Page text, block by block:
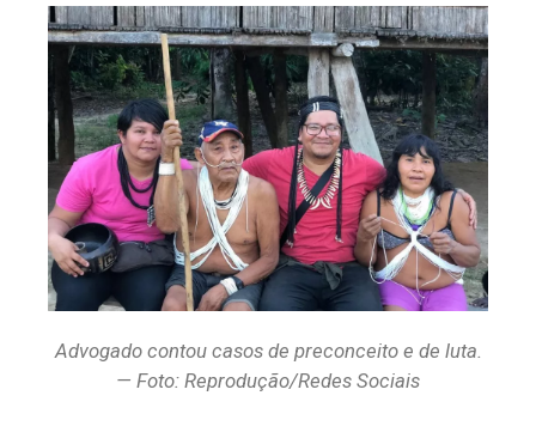
Advogado contou casos de preconceito e de luta.
— Foto: Reprodução/Redes Sociais